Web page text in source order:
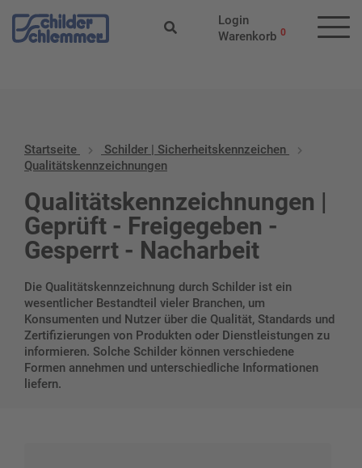
Login
Warenkorb 0
Sicherheitskennzeichen
/ Qualitätskennzeichnungen
Startseite
Schilder | Sicherheitskennzeichen
Qualitätskennzeichnungen
Qualitätskennzeichnungen |
Geprüft - Freigegeben -
Gesperrt - Nacharbeit
Die Qualitätskennzeichnung durch Schilder ist ein
wesentlicher Bestandteil vieler Branchen, um
Konsumenten und Nutzer über die Qualität, Standards und
Zertifizierungen von Produkten oder Dienstleistungen zu
informieren. Solche Schilder können verschiedene
Formen annehmen und unterschiedliche Informationen
liefern.